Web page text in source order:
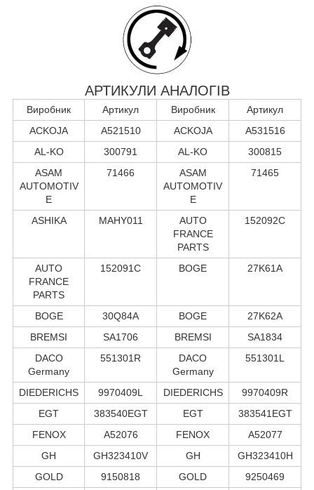
АРТИКУЛИ АНАЛОГІВ
Виробник Артикул Виробник
Артикул
ACKOJA
A521510 ACKOJA
A531516
AL-KO
300791 AL-KO
300815
ASAM
AUTOMOTIV
E
71466
ASAM
AUTOMOTIV
E
71465
ASHIKA MAHY011
AUTO
FRANCE
PARTS
152092C
AUTO
FRANCE
PARTS
152091C BOGE 27K61A
BOGE 30Q84A BOGE
27K62A
BREMSI
SA1706 BREMSI
SA1834
DACO
Germany
551301R
DACO
Germany
551301L
DIEDERICHS 9970409L DIEDERICHS
9970409R
EGT
383540EGT EGT
383541EGT
FENOX
A52076 FENOX
A52077
GH
GH323410V GH
GH323410H
GOLD
9150818 GOLD 9250469